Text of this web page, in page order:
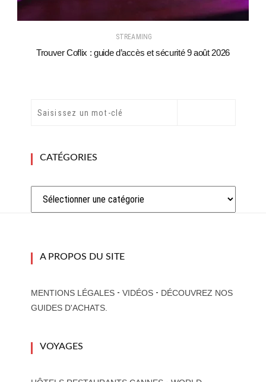
STREAMING
Trouver Coflix : guide d’accès et sécurité 9 août 2026
CATÉGORIES
A PROPOS DU SITE
MENTIONS LÉGALES- VIDÉOS- DÉCOUVREZ NOS
GUIDES D'ACHATS.
VOYAGES